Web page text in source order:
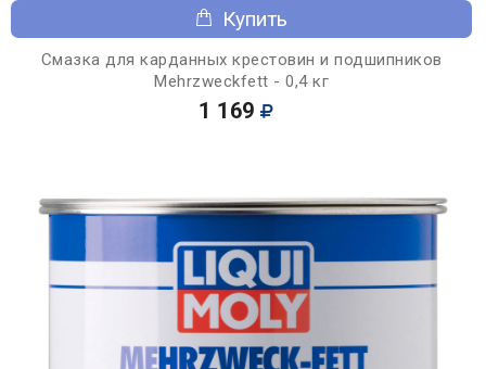
Купить
Смазка для карданных крестовин и подшипников
Mehrzweckfett - 0,4 кг
1 169